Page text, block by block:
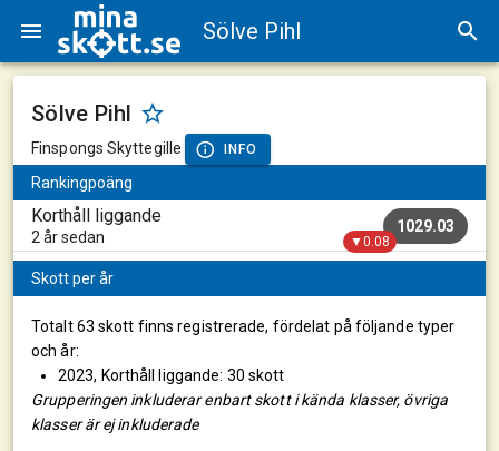
Sölve Pihl
Sölve Pihl
Finspongs Skyttegille INFO
Rankingpoäng
Korthåll liggande
2 år sedan
1029.03
▼0.08
Skott per år
Totalt 63 skott finns registrerade, fördelat på följande typer
och år:
2023, Korthåll liggande: 30 skott
Grupperingen inkluderar enbart skott i kända klasser, övriga
klasser är ej inkluderade